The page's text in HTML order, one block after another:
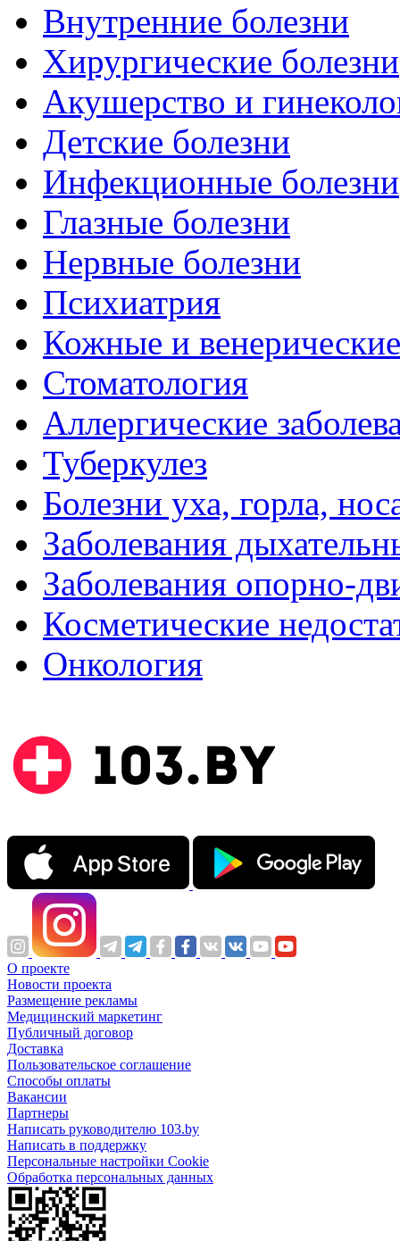
Внутренние болезни
Хирургические болезни
Акушерство и
Детские болезни
Инфекционные болезни
Глазные болезни
Нервные болезни
Психиатрия
Кожные и
Стоматология
Аллергические
Туберкулез
Болезни уха, горла,
Заболевания
Заболевания опорно-
Косметические
Онкология
О проекте
Новости проекта
Размещение рекламы
Медицинский маркетинг
Публичный договор
Доставка
Пользовательское соглашение
Способы оплаты
Вакансии
Партнеры
Написать руководителю 103.by
Написать в поддержку
Персональные настройки Cookie
Обработка персональных данных